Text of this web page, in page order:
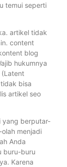
temui seperti
artikel tidak
content
blog
hukumnya
(Latent
bisa
artikel seo
yang berputar-
menjadi
Anda
buru-buru
Karena